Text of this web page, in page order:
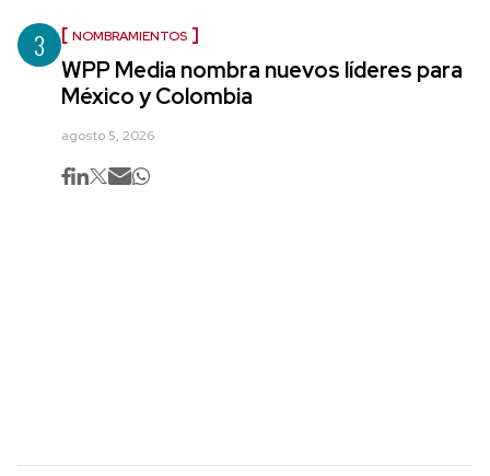
3 NOMBRAMIENTOS
WPP Media nombra nuevos líderes para
México y Colombia
agosto 5, 2026